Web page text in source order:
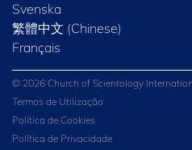
Svenska
繁體中文 (Chinese)
Français
© 2026 Church of Scientology
Termos de Utilização
Política de Cookies
Política de Privacidade